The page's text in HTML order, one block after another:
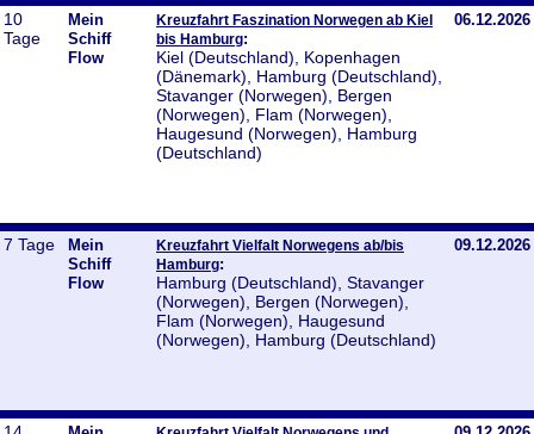
10
Tage
Mein
Schiff
Flow
Kreuzfahrt Faszination Norwegen ab Kiel
bis Hamburg:
Kiel (Deutschland), Kopenhagen
(Dänemark), Hamburg (Deutschland),
Stavanger (Norwegen), Bergen
(Norwegen), Flam (Norwegen),
Haugesund (Norwegen), Hamburg
(Deutschland)
06.12.2026
7 Tage
Mein
Schiff
Flow
Kreuzfahrt Vielfalt Norwegens ab/bis
Hamburg:
Hamburg (Deutschland), Stavanger
(Norwegen), Bergen (Norwegen),
Flam (Norwegen), Haugesund
(Norwegen), Hamburg (Deutschland)
09.12.2026